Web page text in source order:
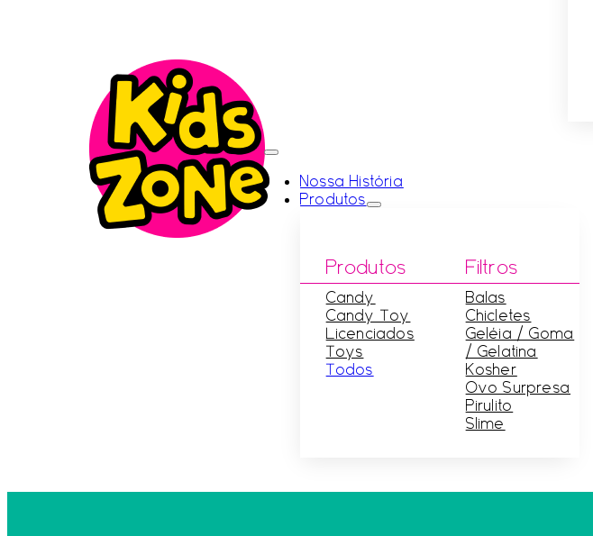
Nossa História
Produtos
Produtos
Candy
Candy Toy
Licenciados
Toys
Todos
Filtros
Balas
Chicletes
Geléia / Goma
/ Gelatina
Kosher
Ovo Surpresa
Pirulito
Slime